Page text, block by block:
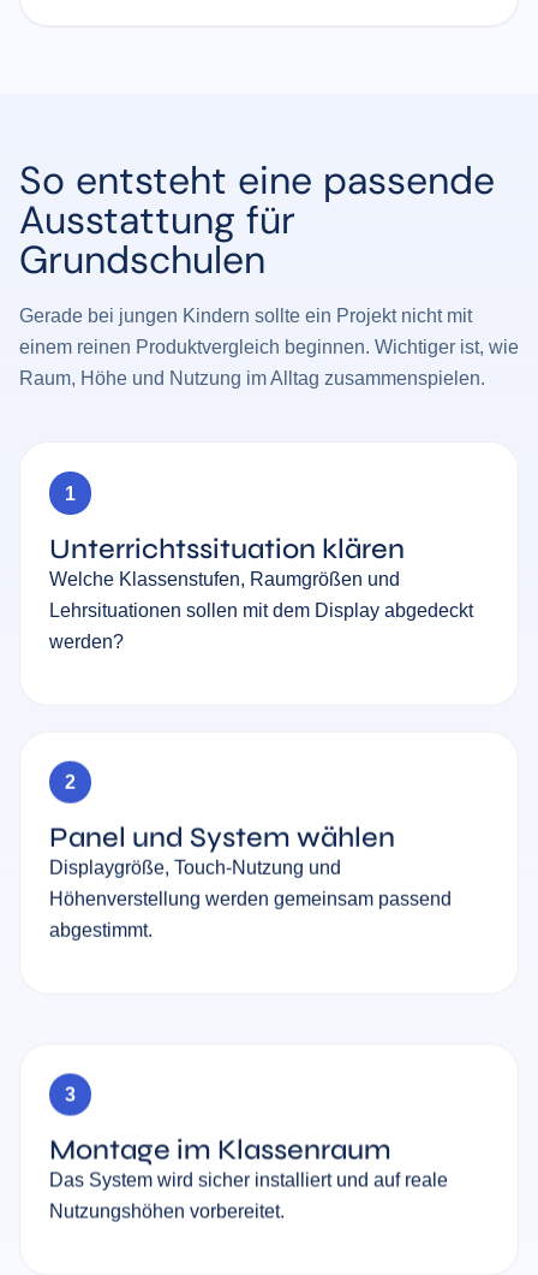
So entsteht eine passende
Ausstattung für
Grundschulen
Gerade bei jungen Kindern sollte ein Projekt nicht mit
einem reinen Produktvergleich beginnen. Wichtiger ist, wie
Raum, Höhe und Nutzung im Alltag zusammenspielen.
1
Unterrichtssituation klären
Welche Klassenstufen, Raumgrößen und
Lehrsituationen sollen mit dem Display abgedeckt
werden?
2
Panel und System wählen
Displaygröße, Touch-Nutzung und
Höhenverstellung werden gemeinsam passend
abgestimmt.
3
Montage im Klassenraum
Das System wird sicher installiert und auf reale
Nutzungshöhen vorbereitet.